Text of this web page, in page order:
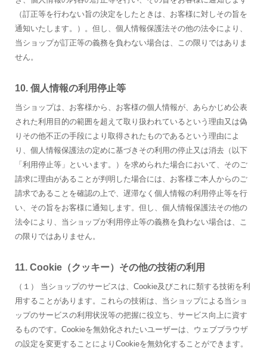
（訂正等を行わない旨の決定をしたときは、お客様に対しその旨を
通知いたします。）。但し、個人情報保護法その他の法令により、
当ショップが訂正等の義務を負わない場合は、この限りではありま
せん。
10. 個人情報の利用停止等
当ショップは、お客様から、お客様の個人情報が、あらかじめ公表
された利用目的の範囲を超えて取り扱われているという理由又は偽
りその他不正の手段により取得されたものであるという理由によ
り、個人情報保護法の定めに基づきその利用の停止又は消去（以下
「利用停止等」といいます。）を求められた場合において、そのご
請求に理由があることが判明した場合には、お客様ご本人からのご
請求であることを確認の上で、遅滞なく個人情報の利用停止等を行
い、その旨をお客様に通知します。但し、個人情報保護法その他の
法令により、当ショップが利用停止等の義務を負わない場合は、こ
の限りではありません。
11. Cookie（クッキー）その他の技術の利用
（１） 当ショップのサービスは、Cookie及びこれに類する技術を利
用することがあります。これらの技術は、当ショップによる当ショ
ップのサービスの利用状況等の把握に役立ち、サービス向上に資す
るものです。Cookieを無効化されたいユーザーは、ウェブブラウザ
の設定を変更することによりCookieを無効化することができます。